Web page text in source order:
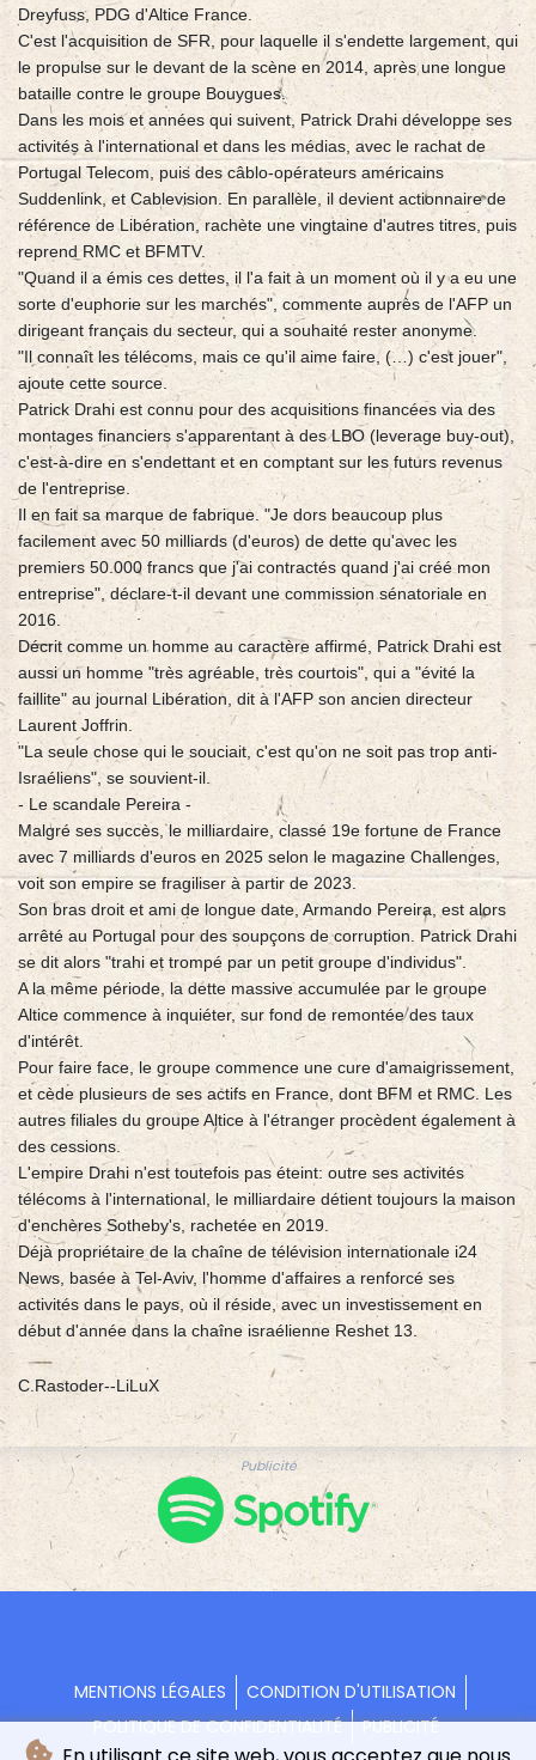
Dreyfuss, PDG d'Altice France.
C'est l'acquisition de SFR, pour laquelle il s'endette largement, qui
le propulse sur le devant de la scène en 2014, après une longue
bataille contre le groupe Bouygues.
Dans les mois et années qui suivent, Patrick Drahi développe ses
activités à l'international et dans les médias, avec le rachat de
Portugal Telecom, puis des câblo-opérateurs américains
Suddenlink, et Cablevision. En parallèle, il devient actionnaire de
référence de Libération, rachète une vingtaine d'autres titres, puis
reprend RMC et BFMTV.
"Quand il a émis ces dettes, il l'a fait à un moment où il y a eu une
sorte d'euphorie sur les marchés", commente auprès de l'AFP un
dirigeant français du secteur, qui a souhaité rester anonyme.
"Il connaît les télécoms, mais ce qu'il aime faire, (…) c'est jouer",
ajoute cette source.
Patrick Drahi est connu pour des acquisitions financées via des
montages financiers s'apparentant à des LBO (leverage buy-out),
c'est-à-dire en s'endettant et en comptant sur les futurs revenus
de l'entreprise.
Il en fait sa marque de fabrique. "Je dors beaucoup plus
facilement avec 50 milliards (d'euros) de dette qu'avec les
premiers 50.000 francs que j'ai contractés quand j'ai créé mon
entreprise", déclare-t-il devant une commission sénatoriale en
2016.
Décrit comme un homme au caractère affirmé, Patrick Drahi est
aussi un homme "très agréable, très courtois", qui a "évité la
faillite" au journal Libération, dit à l'AFP son ancien directeur
Laurent Joffrin.
"La seule chose qui le souciait, c'est qu'on ne soit pas trop anti-
Israéliens", se souvient-il.
- Le scandale Pereira -
Malgré ses succès, le milliardaire, classé 19e fortune de France
avec 7 milliards d'euros en 2025 selon le magazine Challenges,
voit son empire se fragiliser à partir de 2023.
Son bras droit et ami de longue date, Armando Pereira, est alors
arrêté au Portugal pour des soupçons de corruption. Patrick Drahi
se dit alors "trahi et trompé par un petit groupe d'individus".
A la même période, la dette massive accumulée par le groupe
Altice commence à inquiéter, sur fond de remontée des taux
d'intérêt.
Pour faire face, le groupe commence une cure d'amaigrissement,
et cède plusieurs de ses actifs en France, dont BFM et RMC. Les
autres filiales du groupe Altice à l'étranger procèdent également à
des cessions.
L'empire Drahi n'est toutefois pas éteint: outre ses activités
télécoms à l'international, le milliardaire détient toujours la maison
d'enchères Sotheby's, rachetée en 2019.
Déjà propriétaire de la chaîne de télévision internationale i24
News, basée à Tel-Aviv, l'homme d'affaires a renforcé ses
activités dans le pays, où il réside, avec un investissement en
début d'année dans la chaîne israélienne Reshet 13.
C.Rastoder--LiLuX
Publicité
MENTIONS LÉGALES
CONDITION D'UTILISATION
POLITIQUE DE CONFIDENTIALITÉ
PUBLICITÉ